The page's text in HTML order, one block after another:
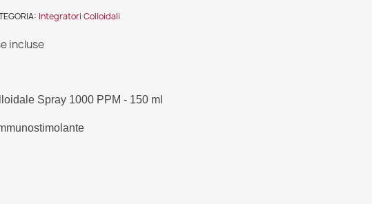
Integratori Colloidali
incluse
Spray 1000 PPM - 150 ml